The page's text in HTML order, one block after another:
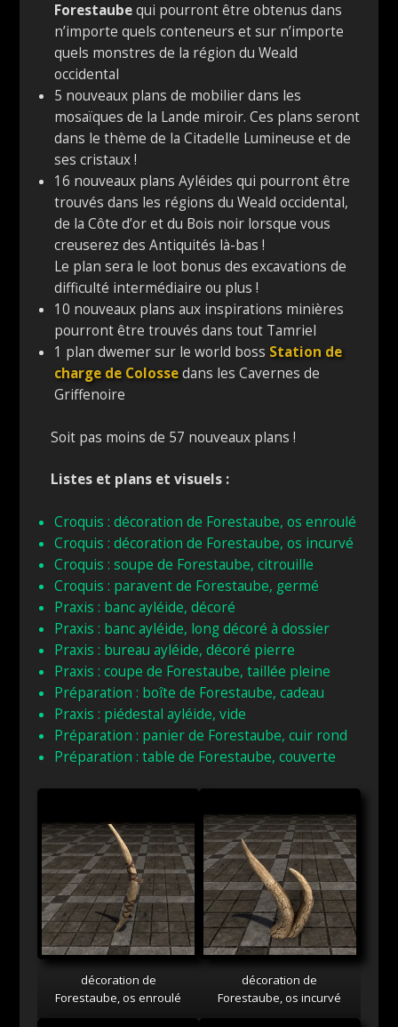
Forestaubequi pourront être obtenus dans
n’importe quels conteneurs et sur n’importe
quels monstres de la région du Weald
occidental
5 nouveaux plans de mobilier dans les
mosaïques de la Lande miroir. Ces plans seront
dans le thème de la Citadelle Lumineuse et de
ses cristaux !
16 nouveaux plans Ayléides qui pourront être
trouvés dans les régions du Weald occidental,
de la Côte d’or et du Bois noir lorsque vous
creuserez des Antiquités là-bas !
Le plan sera le loot bonus des excavations de
difficulté intermédiaire ou plus !
10 nouveaux plans aux inspirations minières
pourront être trouvés dans tout Tamriel
1 plan dwemer sur le world boss Station de
charge de Colossedans les Cavernes de
Griffenoire
Soit pas moins de 57 nouveaux plans !
Listes et plans et visuels :
Croquis : décoration de Forestaube, os enroulé
Croquis : décoration de Forestaube, os incurvé
Croquis : soupe de Forestaube, citrouille
Croquis : paravent de Forestaube, germé
Praxis : banc ayléide, décoré
Praxis : banc ayléide, long décoré à dossier
Praxis : bureau ayléide, décoré pierre
Praxis : coupe de Forestaube, taillée pleine
Préparation : boîte de Forestaube, cadeau
Praxis : piédestal ayléide, vide
Préparation : panier de Forestaube, cuir rond
Préparation : table de Forestaube, couverte
décoration de
Forestaube, os enroulé
décoration de
Forestaube, os incurvé